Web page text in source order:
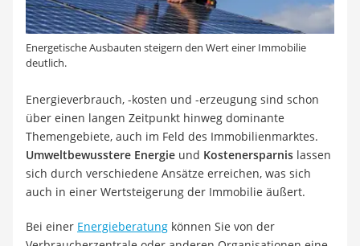
Energetische Ausbauten steigern den Wert einer Immobilie
deutlich.
Energieverbrauch, -kosten und -erzeugung sind schon
über einen langen Zeitpunkt hinweg dominante
Themengebiete, auch im Feld des Immobilienmarktes.
Umweltbewusstere Energie und Kostenersparnis lassen
sich durch verschiedene Ansätze erreichen, was sich
auch in einer Wertsteigerung der Immobilie äußert.
Bei einer Energieberatung können Sie von der